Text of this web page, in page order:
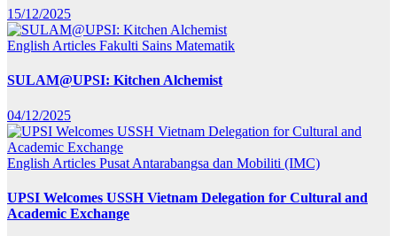
15/12/2025
English Articles Fakulti Sains Matematik
SULAM@UPSI: Kitchen Alchemist
04/12/2025
English Articles Pusat Antarabangsa dan Mobiliti (IMC)
UPSI Welcomes USSH Vietnam Delegation for Cultural and
Academic Exchange